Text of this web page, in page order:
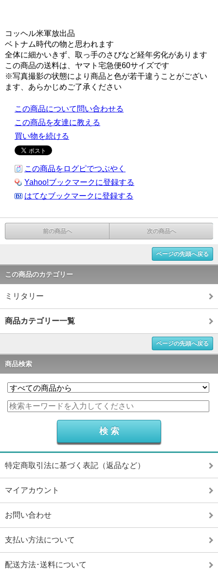
コッヘル米軍放出品
ベトナム時代の物と思われます
全体に細かいきず、取っ手のさびなど経年劣化があります
この商品の送料は、ヤマト宅急便60サイズです
※写真撮影の状態により商品と色が若干違うことがござい
ます、あらかじめご了承ください
この商品について問い合わせる
この商品を友達に教える
買い物を続ける
この商品をログピでつぶやく
Yahoo!ブックマークに登録する
はてなブックマークに登録する
前の商品へ 次の商品へ
ページの先頭へ戻る
この商品のカテゴリー
ミリタリー
商品カテゴリー一覧
ページの先頭へ戻る
商品検索
特定商取引法に基づく表記（返品など）
マイアカウント
お問い合わせ
支払い方法について
配送方法･送料について